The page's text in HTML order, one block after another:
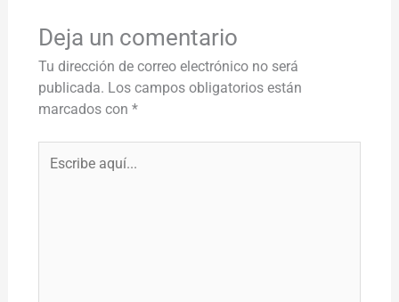
Deja un comentario
Tu dirección de correo electrónico no será
publicada. Los campos obligatorios están
marcados con *
aquí...